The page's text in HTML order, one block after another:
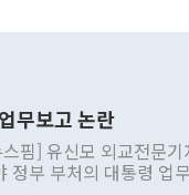
무보고 논란
핌] 유신모 외교전문
정부 부처의 대통령 업